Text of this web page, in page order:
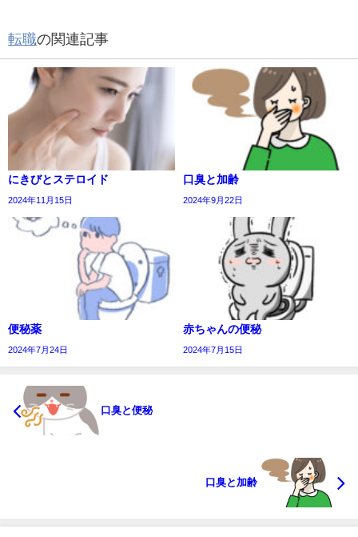
転職の関連記事
にきびとステロイド
2024年11月15日
口臭と加齢
2024年9月22日
便秘薬
2024年7月24日
赤ちゃんの便秘
2024年7月15日
口臭と便秘
口臭と加齢